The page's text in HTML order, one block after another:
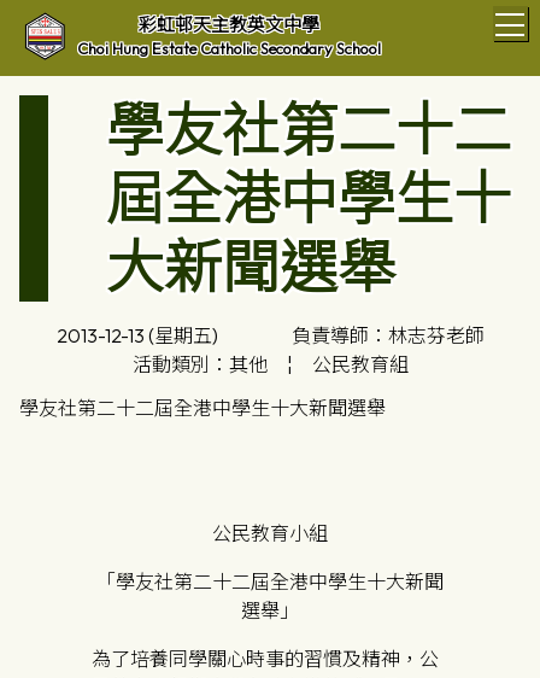
彩虹邨天主教英文中學
Choi Hung Estate Catholic Secondary School
學友社第二十二
屆全港中學生十
大新聞選舉
2013-12-13 (星期五)
負責導師：林志芬老師
活動類別：其他
¦
公民教育組
學友社第二十二屆全港中學生十大新聞選舉
公民教育小組
「學友社第二十二屆全港中學生十大新聞
選舉」
為了培養同學關心時事的習慣及精神，公